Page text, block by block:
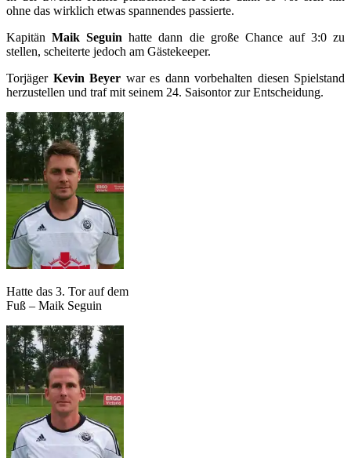
ohne das wirklich etwas spannendes passierte.
KapitänMaik Seguin hatte dann die große Chance auf 3:0 zu
stellen, scheiterte jedoch am Gästekeeper.
Torjäger Kevin Beyer war es dann vorbehalten diesen Spielstand
herzustellen und traf mit seinem 24. Saisontor zur Entscheidung.
Hatte das 3. Tor auf dem
Fuß – Maik Seguin